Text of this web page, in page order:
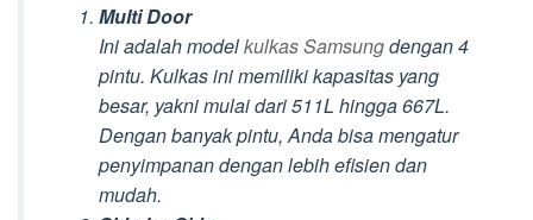
Multi Door
Ini adalah modelkulkas Samsungdengan 4
pintu. Kulkas ini memiliki kapasitas yang
besar, yakni mulai dari 511L hingga 667L.
Dengan banyak pintu, Anda bisa mengatur
penyimpanan dengan lebih efisien dan
mudah.